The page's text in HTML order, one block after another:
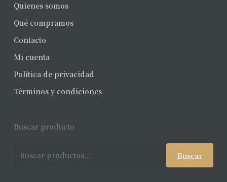
Quienes somos
Qué compramos
Contacto
Mi cuenta
Política de privacidad
Términos y condiciones
Buscar producto
Buscar